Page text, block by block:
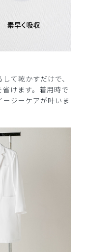
て乾かすだけで、
けます。着用時で
ジーケアが叶いま